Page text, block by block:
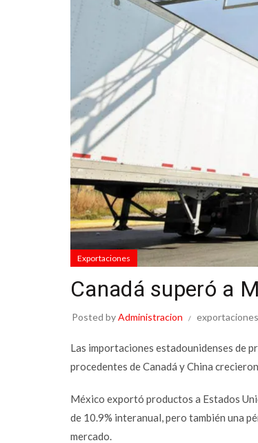
Exportaciones
Canadá superó a
Posted byAdministracion exportaciones
Las importaciones estadounidenses de
procedentes de Canadá y China
México exportó productos a Estados
de 10.9% interanual, pero también una
mercado.